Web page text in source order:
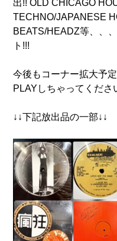
出!! OLD CHICAGO
TECHNO/JAPANESE
BEATS/HEADZ等、、
ト!!!
今後もコーナー拡大予
PLAYしちゃってくださ
↓↓下記放出品の一部↓↓